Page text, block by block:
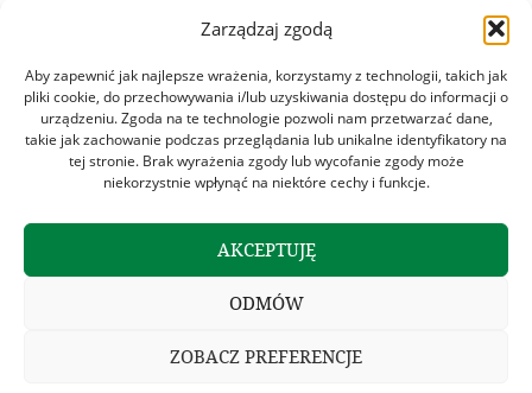
Zarządzaj zgodą
Aby zapewnić jak najlepsze wrażenia, korzystamy z technologii, takich jak
pliki cookie, do przechowywania i/lub uzyskiwania dostępu do informacji o
urządzeniu. Zgoda na te technologie pozwoli nam przetwarzać dane,
takie jak zachowanie podczas przeglądania lub unikalne identyfikatory na
tej stronie. Brak wyrażenia zgody lub wycofanie zgody może
niekorzystnie wpłynąć na niektóre cechy i funkcje.
AKCEPTUJĘ
ODMÓW
ZOBACZ PREFERENCJE
Polityka prywatności
Polityka plików cookies
Regulamin
Znajdź nas na:

Wszelkie prawa zastrzeżone